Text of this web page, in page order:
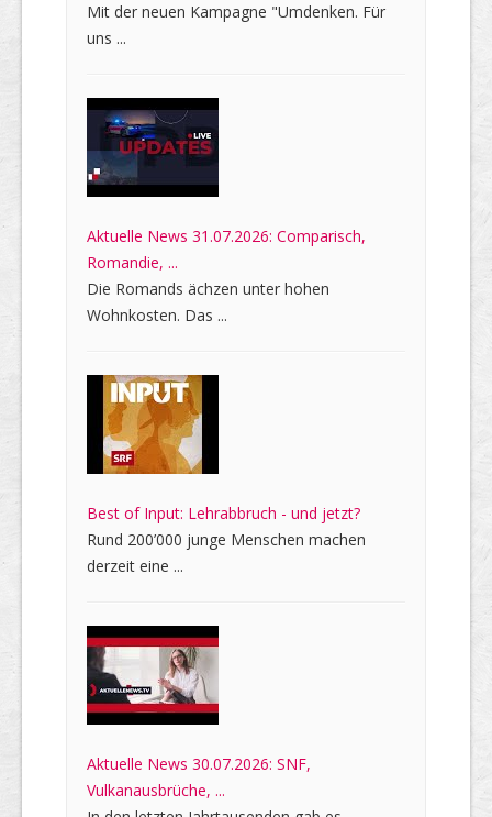
Mit der neuen Kampagne "Umdenken. Für
uns ...
Aktuelle News 31.07.2026: Comparisch,
Romandie, ...
Die Romands ächzen unter hohen
Wohnkosten. Das ...
Best of Input: Lehrabbruch - und jetzt?
Rund 200’000 junge Menschen machen
derzeit eine ...
Aktuelle News 30.07.2026: SNF,
Vulkanausbrüche, ...